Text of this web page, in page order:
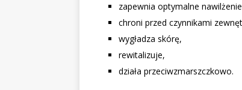
zapewnia optymalne
chroni przed czynnikami
wygładza skórę,
rewitalizuje,
działa przeciwzmarszczkowo.